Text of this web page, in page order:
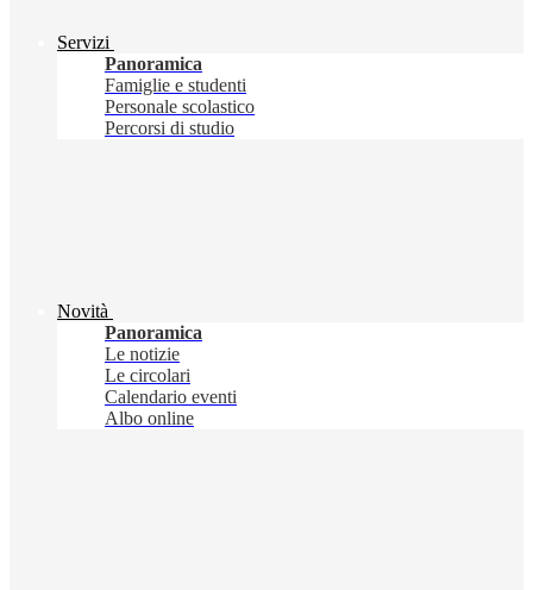
Servizi
Panoramica
Famiglie e studenti
Personale scolastico
Percorsi di studio
Novità
Panoramica
Le notizie
Le circolari
Calendario eventi
Albo online